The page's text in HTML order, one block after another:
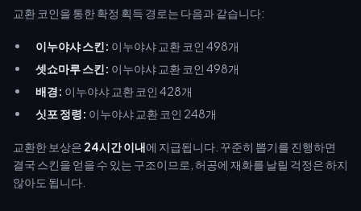
교환 코인을 통한 확정 획득 경로는 다음과 같습니다:
이누야샤 스킨: 이누야샤 교환 코인 498개
셋쇼마루 스킨: 이누야샤 교환 코인 498개
배경: 이누야샤 교환 코인 428개
싯포 정령: 이누야샤 교환 코인 248개
교환한 보상은 24시간 이내에 지급됩니다. 꾸준히 뽑기를 진행하면
결국 스킨을 얻을 수 있는 구조이므로, 허공에 재화를 날릴 걱정은 하지
않아도 됩니다.